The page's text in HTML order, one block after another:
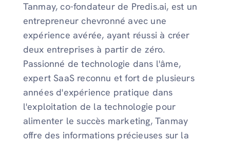
Tanmay, co-fondateur de Predis.ai, est un
entrepreneur chevronné avec une
expérience avérée, ayant réussi à créer
deux entreprises à partir de zéro.
Passionné de technologie dans l'âme,
expert SaaS reconnu et fort de plusieurs
années d'expérience pratique dans
l'exploitation de la technologie pour
alimenter le succès marketing, Tanmay
offre des informations précieuses sur la